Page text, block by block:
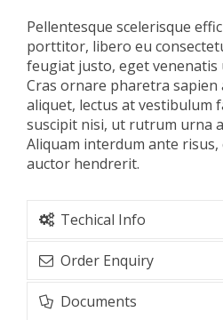
Pellentesque scelerisque
porttitor, libero eu
feugiat justo, eget venenatis
Cras ornare pharetra sapien
aliquet, lectus at vestibulum
suscipit nisi, ut rutrum urna
Aliquam interdum ante
auctor hendrerit.
Techical Info
Order Enquiry
Documents